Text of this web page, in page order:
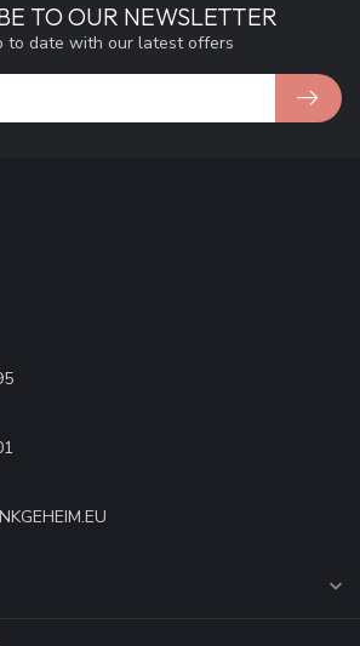
TO OUR NEWSLETTER
to date with our latest offers